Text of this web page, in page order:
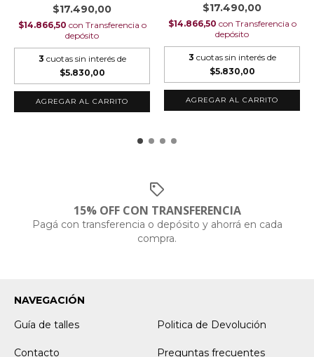
$17.490,00
$14.866,50 con Transferencia o
depósito
3 cuotas sin interés de
$5.830,00
AGREGAR AL CARRITO
$17.490,00
$14.866,50 con Transferencia o
depósito
3 cuotas sin interés de
$5.830,00
AGREGAR AL CARRITO
15% OFF CON TRANSFERENCIA
Pagá con transferencia o depósito y ahorrá en cada
compra.
NAVEGACIÓN
Guía de talles
Politica de Devolución
Contacto Preguntas frecuentes